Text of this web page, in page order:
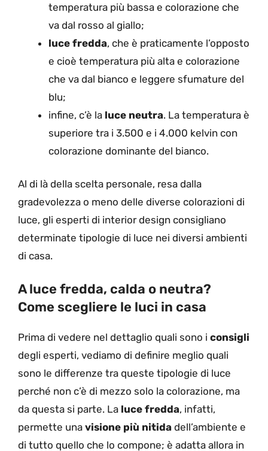
temperatura più bassa e colorazione che
va dal rosso al giallo;
luce fredda, che è praticamente l’opposto
e cioè temperatura più alta e colorazione
che va dal bianco e leggere sfumature del
blu;
infine, c’è la luce neutra. La temperatura è
superiore tra i 3.500 e i 4.000 kelvin con
colorazione dominante del bianco.
Al di là della scelta personale, resa dalla
gradevolezza o meno delle diverse colorazioni di
luce, gli esperti di interior design consigliano
determinate tipologie di luce nei diversi ambienti
di casa.
A luce fredda, calda o neutra?
Come scegliere le luci in casa
Prima di vedere nel dettaglio quali sono i consigli
degli esperti, vediamo di definire meglio quali
sono le differenze tra queste tipologie di luce
perché non c’è di mezzo solo la colorazione, ma
da questa si parte. La luce fredda, infatti,
permette una visione più nitida dell’ambiente e
di tutto quello che lo compone; è adatta allora in